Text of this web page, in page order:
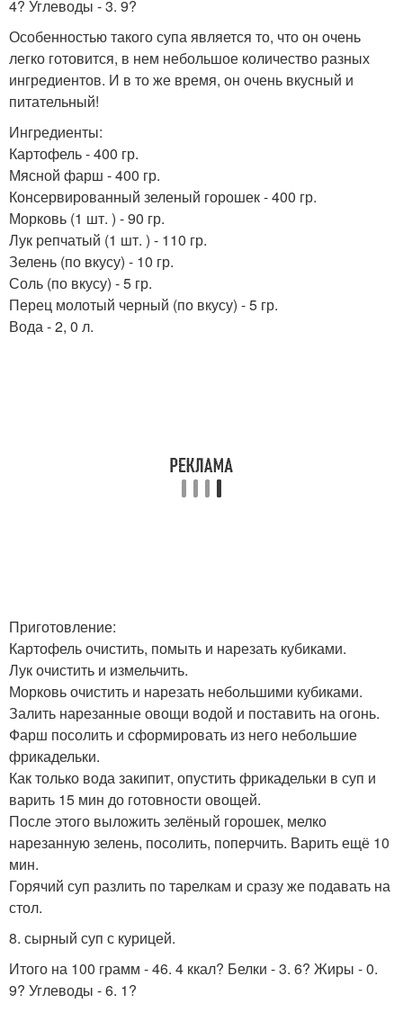
4? Углеводы - 3. 9?
Особенностью такого супа является то, что он очень
легко готовится, в нем небольшое количество разных
ингредиентов. И в то же время, он очень вкусный и
питательный!
Ингредиенты:
Картофель - 400 гр.
Мясной фарш - 400 гр.
Консервированный зеленый горошек - 400 гр.
Морковь (1 шт. ) - 90 гр.
Лук репчатый (1 шт. ) - 110 гр.
Зелень (по вкусу) - 10 гр.
Соль (по вкусу) - 5 гр.
Перец молотый черный (по вкусу) - 5 гр.
Вода - 2, 0 л.
Приготовление:
Картофель очистить, помыть и нарезать кубиками.
Лук очистить и измельчить.
Морковь очистить и нарезать небольшими кубиками.
Залить нарезанные овощи водой и поставить на огонь.
Фарш посолить и сформировать из него небольшие
фрикадельки.
Как только вода закипит, опустить фрикадельки в суп и
варить 15 мин до готовности овощей.
После этого выложить зелёный горошек, мелко
нарезанную зелень, посолить, поперчить. Варить ещё 10
мин.
Горячий суп разлить по тарелкам и сразу же подавать на
стол.
8. сырный суп с курицей.
Итого на 100 грамм - 46. 4 ккал? Белки - 3. 6? Жиры - 0.
9? Углеводы - 6. 1?